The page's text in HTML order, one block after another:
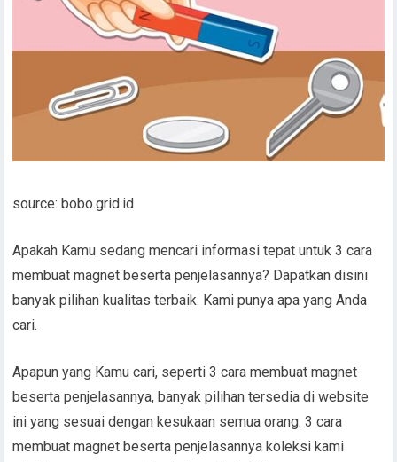
source: bobo.grid.id
Apakah Kamu sedang mencari informasi tepat untuk 3 cara
membuat magnet beserta penjelasannya? Dapatkan disini
banyak pilihan kualitas terbaik. Kami punya apa yang Anda
cari.
Apapun yang Kamu cari, seperti 3 cara membuat magnet
beserta penjelasannya, banyak pilihan tersedia di website
ini yang sesuai dengan kesukaan semua orang. 3 cara
membuat magnet beserta penjelasannya koleksi kami